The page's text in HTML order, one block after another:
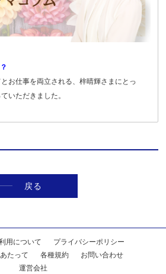
お仕事を両立される、梓晴輝さまにとっ
いただきました。
戻る
用について
プライバシーポリシー
たって
各種規約
お問い合わせ
運営会社